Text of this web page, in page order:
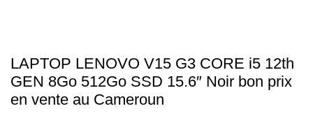
LAPTOP LENOVO V15 G3 CORE i5 12th
GEN 8Go 512Go SSD 15.6″ Noir bon prix
en vente au Cameroun